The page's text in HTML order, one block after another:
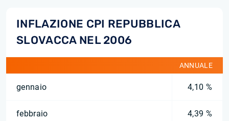
INFLAZIONE CPI REPUBBLICA
SLOVACCA NEL 2006
ANNUALE
gennaio 4,10 %
febbraio 4,39 %